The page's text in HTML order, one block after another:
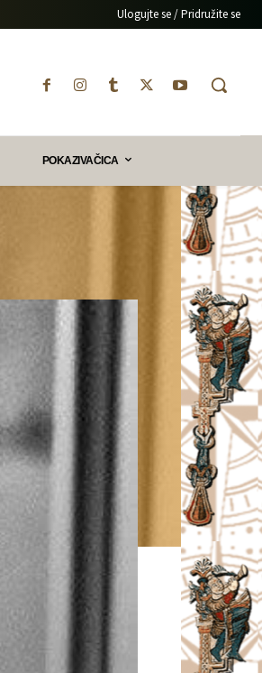
Ulogujte se / Pridružite se
POKAZIVAČICA